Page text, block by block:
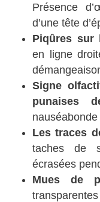
Présence
d’une tête
Piqûres sur
en ligne
Signe
punaises
Les traces
taches de
écrasées
Mues de